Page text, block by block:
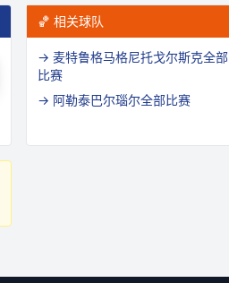
🏀 相关球队
→麦特鲁格马格尼托戈尔斯克全部
比赛
→ 阿勒泰巴尔瑙尔全部比赛